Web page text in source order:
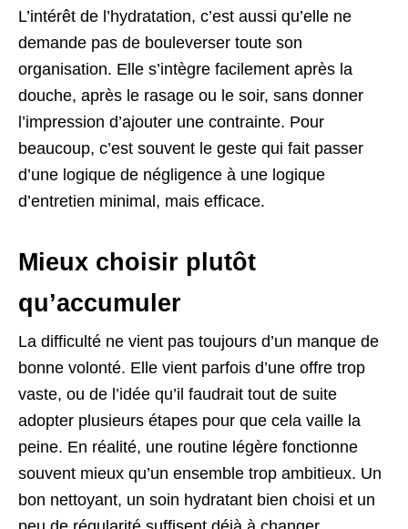
L’intérêt de l’hydratation, c’est aussi qu’elle ne
demande pas de bouleverser toute son
organisation. Elle s’intègre facilement après la
douche, après le rasage ou le soir, sans donner
l’impression d’ajouter une contrainte. Pour
beaucoup, c’est souvent le geste qui fait passer
d’une logique de négligence à une logique
d’entretien minimal, mais efficace.
Mieux choisir plutôt
qu’accumuler
La difficulté ne vient pas toujours d’un manque de
bonne volonté. Elle vient parfois d’une offre trop
vaste, ou de l’idée qu’il faudrait tout de suite
adopter plusieurs étapes pour que cela vaille la
peine. En réalité, une routine légère fonctionne
souvent mieux qu’un ensemble trop ambitieux. Un
bon nettoyant, un soin hydratant bien choisi et un